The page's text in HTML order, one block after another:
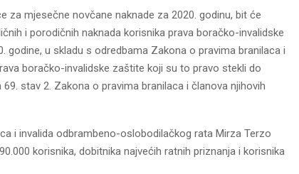
mjesečne novčane naknade za 2020. godinu, bit će
i porodičnih naknada korisnika prava boračko-invalidske
u skladu s odredbama Zakona o pravima branilaca i
boračko-invalidske zaštite koji su to pravo stekli do
stav 2. Zakona o pravima branilaca i članova njihovih
i invalida odbrambeno-oslobodilačkog rata Mirza Terzo
korisnika, dobitnika najvećih ratnih priznanja i korisnika